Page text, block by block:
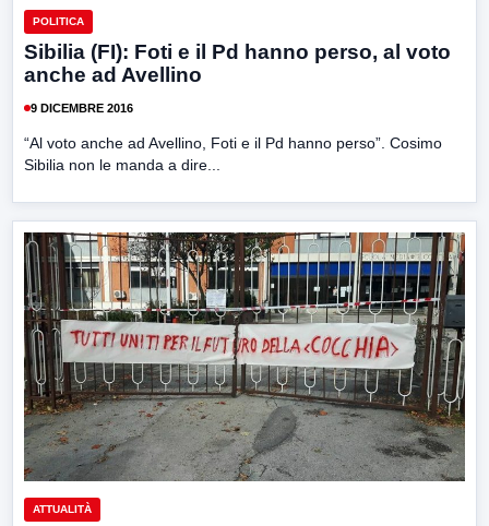
POLITICA
Sibilia (FI): Foti e il Pd hanno perso, al voto
anche ad Avellino
9 DICEMBRE 2016
“Al voto anche ad Avellino, Foti e il Pd hanno perso”. Cosimo
Sibilia non le manda a dire...
ATTUALITÀ